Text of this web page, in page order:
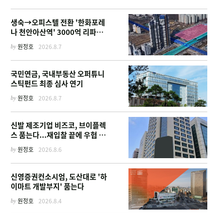
생숙→오피스텔 전환 '한화포레
나 천안아산역' 3000억 리파이
낸싱
by원정호 2026.8.7
국민연금, 국내부동산 오퍼튜니
스틱펀드 최종 심사 연기
by원정호 2026.8.7
신발 제조기업 비즈코, 브이플렉
스 품는다...재입찰 끝에 우협 선
by원정호 2026.8.6
신영증권컨소시엄, 도산대로 '하
이마트 개발부지' 품는다
by원정호 2026.8.4